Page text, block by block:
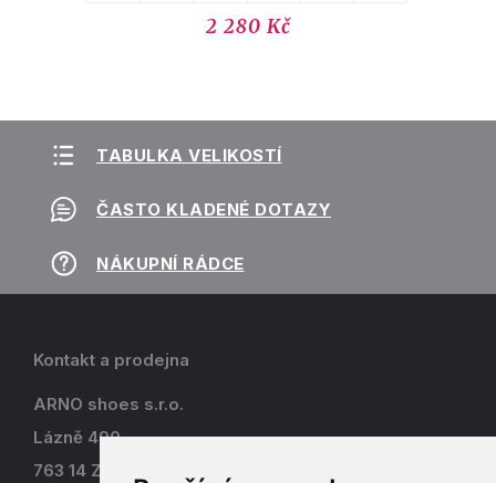
2 280 Kč
TABULKA VELIKOSTÍ
ČASTO KLADENÉ DOTAZY
NÁKUPNÍ RÁDCE
Kontakt a prodejna
ARNO shoes s.r.o.
Lázně 490
763 14 Zlín - Kostelec